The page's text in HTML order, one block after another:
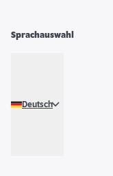
Sprachauswahl
Deutsch